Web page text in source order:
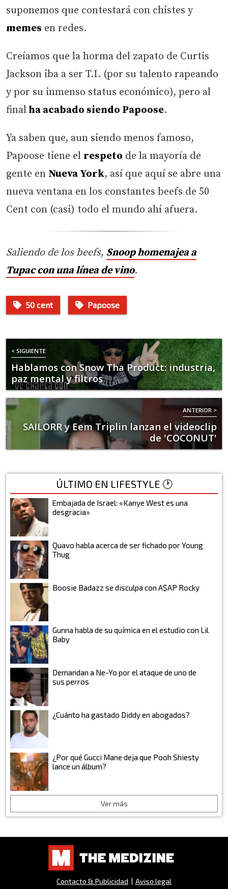
suponemos que contestará con chistes y
memes en redes.
Creíamos que la horma del zapato de Curtis
Jackson iba a ser T.I. (por su talento rapeando
y por su inmenso status económico), pero al
final ha acabado siendo Papoose.
Ya saben que, aun siendo menos famoso,
Papoose tiene el respeto de la mayoría de
gente en Nueva York, así que aquí se abre una
nueva ventana en los constantes beefs de 50
Cent con (casi) todo el mundo ahí afuera.
Saliendo de los beefs, Snoop homenajea a
Tupac con una línea de vino.
50 cent Papoose
< SIGUIENTE
Hablamos con Snow Tha Product: industria,
paz mental y filtros
ANTERIOR >
SAILORR y Eem Triplin lanzan el videoclip
de 'COCONUT'
ÚLTIMO EN LIFESTYLE 🕐
Embajada de Israel: «Kanye West es una
desgracia»
Quavo habla acerca de ser fichado por Young
Thug
Boosie Badazz se disculpa con A$AP Rocky
Gunna habla de su química en el estudio con Lil
Baby
Demandan a Ne-Yo por el ataque de uno de
sus perros
¿Cuánto ha gastado Diddy en abogados?
¿Por qué Gucci Mane deja que Pooh Shiesty
lance un álbum?
Ver más
Contacto & Publicidad | Aviso legal